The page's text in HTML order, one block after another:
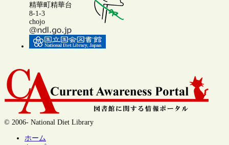
精華町精華台
8-1-3
chojo
© 2006- National Diet Library
ホーム